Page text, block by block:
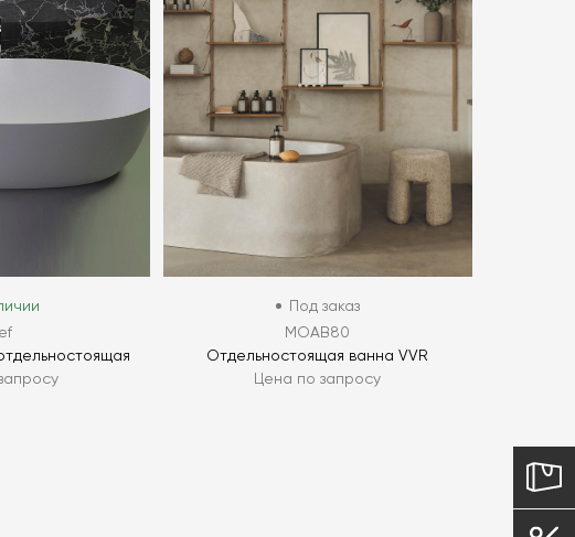
Под заказ
MOAB80
Отдельностоящая ванна VVR
Цена по запросу